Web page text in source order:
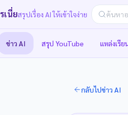
เนี่ยสรุปเรื่อง AI ให้เข้าใจง่าย
ข่าว AI สรุป YouTube แหล่งเรีย
กลับไปข่าว AI